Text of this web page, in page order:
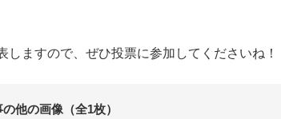
ますので、ぜひ投票に参加してくださいね！
他の画像（全1枚）